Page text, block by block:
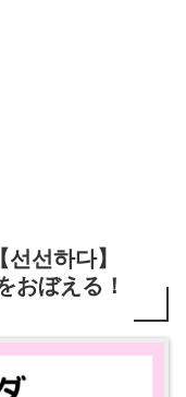
선하다】
おぼえる！